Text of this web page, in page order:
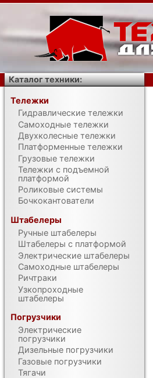
Каталог техники:
Тележки
Гидравлические тележки
Самоходные тележки
Двухколесные тележки
Платформенные тележки
Грузовые тележки
Тележки с подъемной
платформой
Роликовые системы
Бочкокантователи
Штабелеры
Ручные штабелеры
Штабелеры с платформой
Электрические штабелеры
Самоходные штабелеры
Ричтраки
Узкопроходные
штабелеры
Погрузчики
Электрические
погрузчики
Дизельные погрузчики
Газовые погрузчики
Тягачи